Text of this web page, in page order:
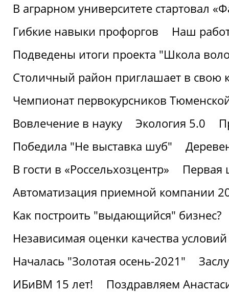
В аграрном университете стартовал
Гибкие навыки профоргов
Наш
Подведены итоги проекта "Школа
Столичный район приглашает в свою
Чемпионат первокурсников
Вовлечение в науку
Экология 5.0
Победила "Не выставка шуб"
В гости в «Россельхозцентр»
Первая
Автоматизация приемной компании
Как построить "выдающийся" бизнес?
Независимая оценки качества
Началась "Золотая осень-2021"
ИБиВМ 15 лет!
Поздравляем